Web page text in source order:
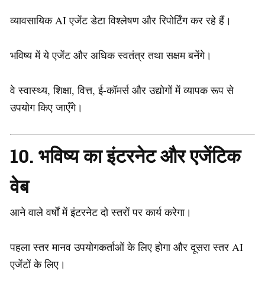
व्यावसायिक AI एजेंट डेटा विश्लेषण और रिपोर्टिंग कर रहे हैं।
भविष्य में ये एजेंट और अधिक स्वतंत्र तथा सक्षम बनेंगे।
वे स्वास्थ्य, शिक्षा, वित्त, ई-कॉमर्स और उद्योगों में व्यापक रूप से
उपयोग किए जाएँगे।
10. भविष्य का इंटरनेट और एजेंटिक
वेब
आने वाले वर्षों में इंटरनेट दो स्तरों पर कार्य करेगा।
पहला स्तर मानव उपयोगकर्ताओं के लिए होगा और दूसरा स्तर AI
एजेंटों के लिए।